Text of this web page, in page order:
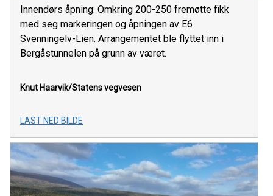
Innendørs åpning: Omkring 200-250 fremøtte fikk
med seg markeringen og åpningen av E6
Svenningelv-Lien. Arrangementet ble flyttet inn i
Bergåstunnelen på grunn av været.
Knut Haarvik/Statens vegvesen
LAST NED BILDE